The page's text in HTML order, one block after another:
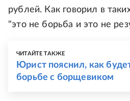
рублей. Как говорил в
"это не борьба и это не
ЧИТАЙТЕ ТАКЖЕ
Юрист пояснил, как
борьбе с борщевиком